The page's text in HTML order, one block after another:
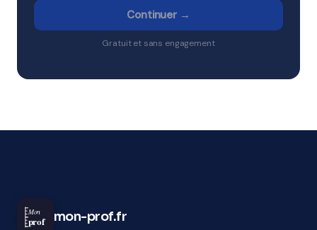
Continuer →
Gratuit et sans engagement
Mon
prof mon-prof.fr